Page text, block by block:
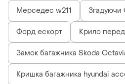
Мерседес w211 Згадуючи
Форд ескорт Крило
Замок багажника Skoda
Кришка багажника hyundai